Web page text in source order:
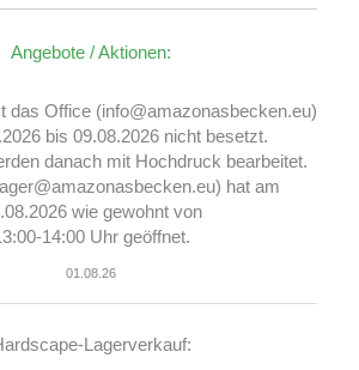
Angebote / Aktionen:
das Office (info@amazonasbecken.eu)
bis 09.08.2026 nicht besetzt.
danach mit Hochdruck bearbeitet.
hat am
wie gewohnt von
14:00 Uhr geöffnet.
01.08.26
Lagerverkauf: